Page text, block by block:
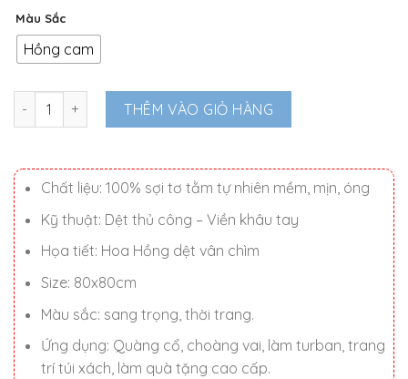
là:
2.200.000 ₫.
Màu Sắc
Hồng cam
Khăn lụa vân vuông Hoa Hồng cao cấp 80x80cm số lượng
THÊM VÀO GIỎ HÀNG
Chất liệu: 100% sợi tơ tằm tự nhiên mềm, mịn, óng
Kỹ thuật: Dệt thủ công – Viền khâu tay
Họa tiết: Hoa Hồng dệt vân chìm
Size: 80x80cm
Màu sắc: sang trọng, thời trang.
Ứng dụng: Quàng cổ, choàng vai, làm turban, trang
trí túi xách, làm quà tặng cao cấp.